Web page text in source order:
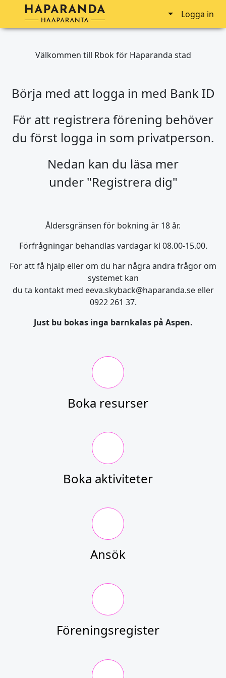
Logga in
Välkommen till Rbok för Haparanda stad
Börja med att logga in med Bank ID
För att registrera förening behöver
du först logga in som privatperson.
Nedan kan du läsa mer
under "Registrera dig"
Åldersgränsen för bokning är 18 år.
Förfrågningar behandlas vardagar kl 08.00-15.00.
För att få hjälp eller om du har några andra frågor om
systemet kan
du ta kontakt med eeva.skyback@haparanda.se eller
0922 261 37.
Just bu bokas inga barnkalas på Aspen.
Boka resurser
Boka aktiviteter
Ansök
Föreningsregister